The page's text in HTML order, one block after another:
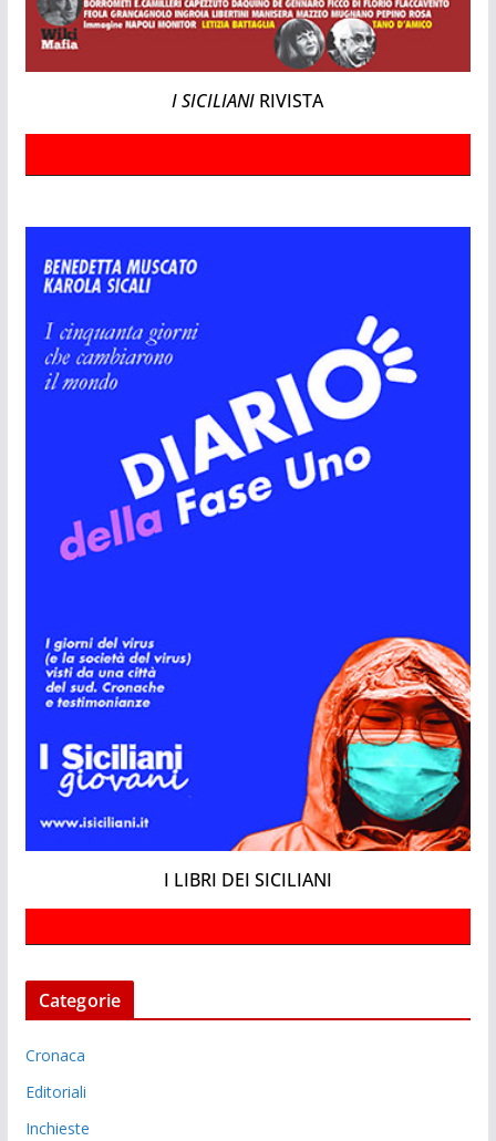
I SICILIANI RIVISTA
I LIBRI DEI SICILIANI
Categorie
Cronaca
Editoriali
Inchieste